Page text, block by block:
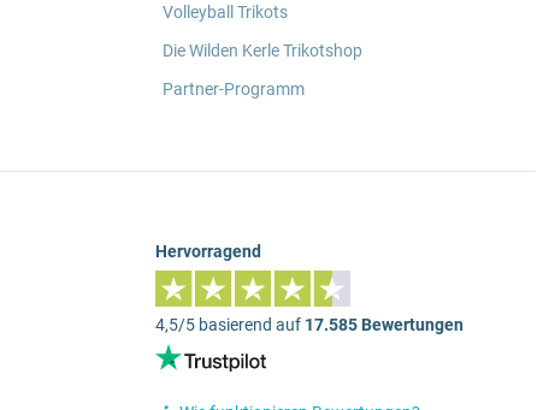
Volleyball Trikots
Die Wilden Kerle Trikotshop
Partner-Programm
Hervorragend
4,5/5 basierend auf 17.585 Bewertungen